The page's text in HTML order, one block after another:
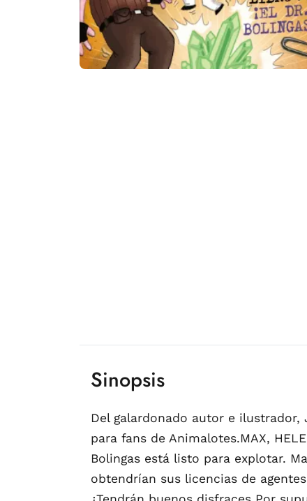
Sinopsis
Del galardonado autor e ilustrador,
para fans de Animalotes.MAX,
Bolingas está listo para explotar.
obtendrían sus licencias de